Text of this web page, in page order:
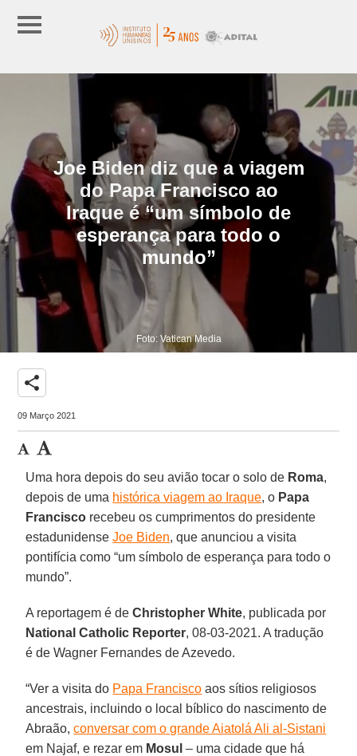
Joe Biden diz que a viagem
do Papa Francisco ao
Iraque é “um símbolo de
esperança para todo o
mundo”
Foto: Vatican Media
share
09 Março 2021
Uma hora depois do seu avião tocar o solo de Roma,
depois de uma histórica viagem ao Iraque, o Papa
Francisco recebeu os cumprimentos do presidente
estadunidenseJoe Biden, que anunciou a visita
pontifícia como “um símbolo de esperança para todo o
mundo”.
A reportagem é deChristopher White, publicada por
National Catholic Reporter, 08-03-2021. A tradução
é de Wagner Fernandes de Azevedo.
“Ver a visita do Papa Francisco aos sítios religiosos
ancestrais, incluindo o local bíblico do nascimento de
Abraão,conversar com o grande Aiatolá Ali al-Sistani
em Najaf, e rezar em Mosul – uma cidade que há